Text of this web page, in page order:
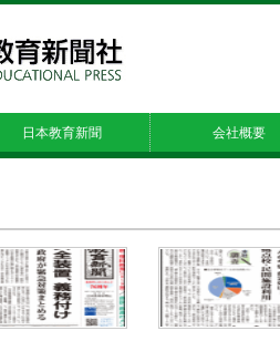
日本教育新聞 会社概要